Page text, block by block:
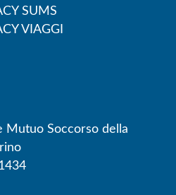
SUMS
VIAGGI
Mutuo Soccorso della